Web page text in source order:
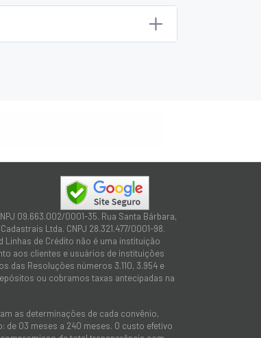
09.663.002/0001-35. Rua Santa Bárbara,
Ltda. CNPJ 28.321.477/0001-98.
Linhas de Crédito não é uma instituição
aos clientes e usuários de instituições
das Resoluções números 3.110, 3.954 e
ou cobramos taxas antecipadas na
as determinações de cada convênio,
03 meses a 240 meses. O custo efetivo